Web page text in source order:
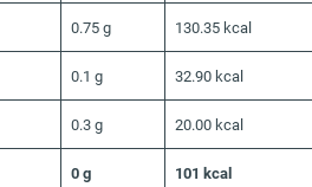
0.75 g 130.35 kcal
0.1 g 32.90 kcal
0.3 g 20.00 kcal
0 g 101 kcal